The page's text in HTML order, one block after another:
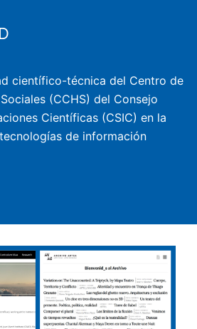
científico-técnica del Centro de
(CCHS) del Consejo
Científicas (CSIC) en la
de información